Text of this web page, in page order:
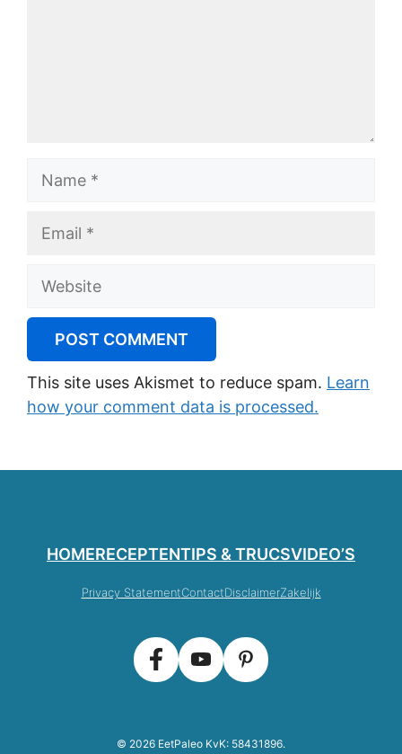
Website
This site uses Akismet to reduce spam. Learn
how your comment data is processed.
HOMERECEPTENTIPS & TRUCSVIDEO’S
Privacy StatementContactDisclaimerZakelijk
© 2026 EetPaleo KvK: 58431896.